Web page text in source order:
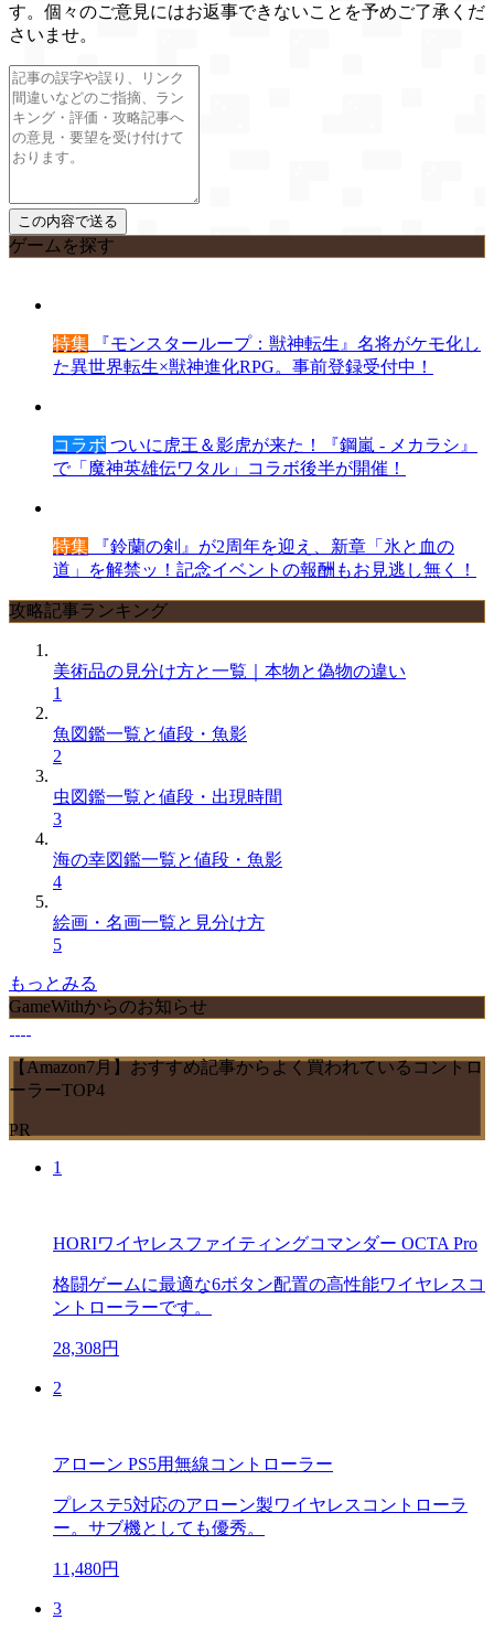
す。個々のご意見にはお返事できないことを予めご了承くだ
さいませ。
ゲームを探す
特集 『モンスターループ：獣神転生』名将がケモ化し
た異世界転生×獣神進化RPG。事前登録受付中！
コラボ ついに虎王＆影虎が来た！『鋼嵐 - メカラシ』
で「魔神英雄伝ワタル」コラボ後半が開催！
特集 『鈴蘭の剣』が2周年を迎え、新章「氷と血の
道」を解禁ッ！記念イベントの報酬もお見逃し無く！
攻略記事ランキング
美術品の見分け方と一覧｜本物と偽物の違い
1
魚図鑑一覧と値段・魚影
2
虫図鑑一覧と値段・出現時間
3
海の幸図鑑一覧と値段・魚影
4
絵画・名画一覧と見分け方
5
もっとみる
GameWithからのお知らせ
【Amazon7月】おすすめ記事からよく買われているコントロ
ーラーTOP4
PR
1
HORIワイヤレスファイティングコマンダー OCTA Pro
格闘ゲームに最適な6ボタン配置の高性能ワイヤレスコ
ントローラーです。
28,308円
2
アローン PS5用無線コントローラー
プレステ5対応のアローン製ワイヤレスコントローラ
ー。サブ機としても優秀。
11,480円
3